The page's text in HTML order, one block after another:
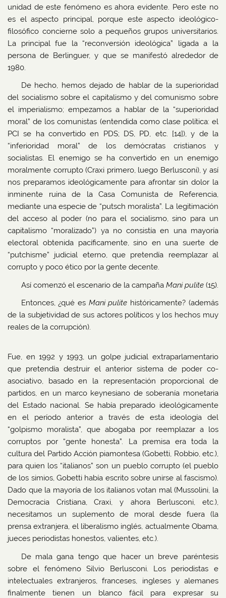
unidad de este fenómeno es ahora evidente. Pero este no
es el aspecto principal, porque este aspecto ideológico-
filosófico concierne solo a pequeños grupos universitarios.
La principal fue la “reconversión ideológica” ligada a la
persona de Berlinguer, y que se manifestó alrededor de
1980.
De hecho, hemos dejado de hablar de la superioridad
del socialismo sobre el capitalismo y del comunismo sobre
el imperialismo; empezamos a hablar de la “superioridad
moral” de los comunistas (entendida como clase política: el
PCI se ha convertido en PDS; DS, PD, etc. [14]), y de la
“inferioridad moral” de los demócratas cristianos y
socialistas. El enemigo se ha convertido en un enemigo
moralmente corrupto (Craxi primero, luego Berlusconi), y así
nos preparamos ideológicamente para afrontar sin dolor la
inminente ruina de la Casa Comunista de Referencia,
mediante una especie de “putsch moralista”. La legitimación
del acceso al poder (no para el socialismo, sino para un
capitalismo “moralizado”) ya no consistía en una mayoría
electoral obtenida pacíficamente, sino en una suerte de
“putchisme” judicial eterno, que pretendía reemplazar al
corrupto y poco ético por la gente decente.
Así comenzó el escenario de la campaña Mani pulite(15).
Entonces, ¿qué es Mani pulite históricamente? (además
de la subjetividad de sus actores políticos y los hechos muy
reales de la corrupción).
Fue, en 1992 y 1993, un golpe judicial extraparlamentario
que pretendía destruir el anterior sistema de poder co-
asociativo, basado en la representación proporcional de
partidos, en un marco keynesiano de soberanía monetaria
del Estado nacional. Se había preparado ideológicamente
en el período anterior a través de esta ideología del
“golpismo moralista”, que abogaba por reemplazar a los
corruptos por “gente honesta”. La premisa era toda la
cultura del Partido Acción piamontesa (Gobetti, Robbio, etc.),
para quien los “italianos” son un pueblo corrupto (el pueblo
de los simios, Gobetti había escrito sobre unirse al fascismo).
Dado que la mayoría de los italianos votan mal (Mussolini, la
Democracia Cristiana, Craxi, y ahora Berlusconi, etc.),
necesitamos un suplemento de moral desde fuera (la
prensa extranjera, el liberalismo inglés, actualmente Obama,
jueces periodistas honestos, valientes, etc.).
De mala gana tengo que hacer un breve paréntesis
sobre el fenómeno Silvio Berlusconi. Los periodistas e
intelectuales extranjeros, franceses, ingleses y alemanes
finalmente tienen un blanco fácil para expresar su